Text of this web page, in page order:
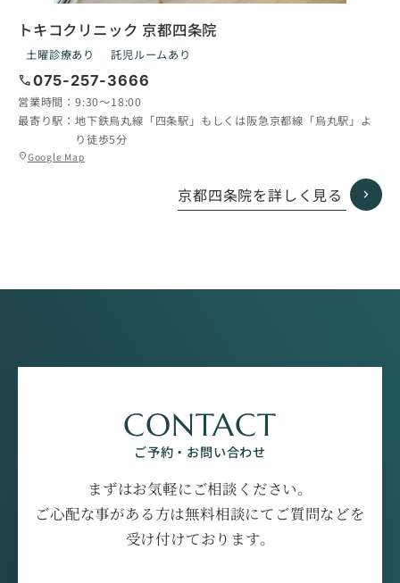
トキコクリニック 京都四条院
土曜診療あり 託児ルームあり
call075-257-3666
営業時間： 9:30〜18:00
最寄り駅： 地下鉄烏丸線「四条駅」もしくは阪急京都線「烏丸駅」よ
り徒歩5分
location_onGoogle Map
グ
京都四条院を詳しく見る
CONTACT
ご予約・お問い合わせ
まずはお気軽にご相談ください。
ご心配な事がある方は無料相談にてご質問などを
受け付けております。